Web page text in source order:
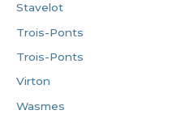
Stavelot
Trois-Ponts
Trois-Ponts
Virton
Wasmes